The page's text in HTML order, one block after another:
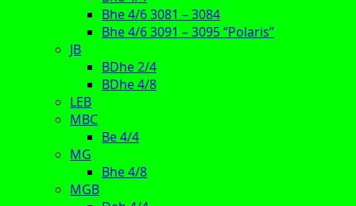
Bhe 4/6 3081 – 3084
Bhe 4/6 3091 – 3095 “Polaris”
JB
BDhe 2/4
BDhe 4/8
LEB
MBC
Be 4/4
MG
Bhe 4/8
MGB